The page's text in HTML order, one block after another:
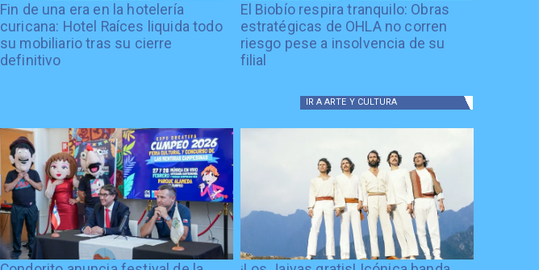
Fin de una era en la hotelería
curicana: Hotel Raíces liquida todo
su mobiliario tras su cierre
definitivo
El Biobío respira tranquilo: Obras
estratégicas de OHLA no corren
riesgo pese a insolvencia de su
filial
IR A ARTE Y CULTURA